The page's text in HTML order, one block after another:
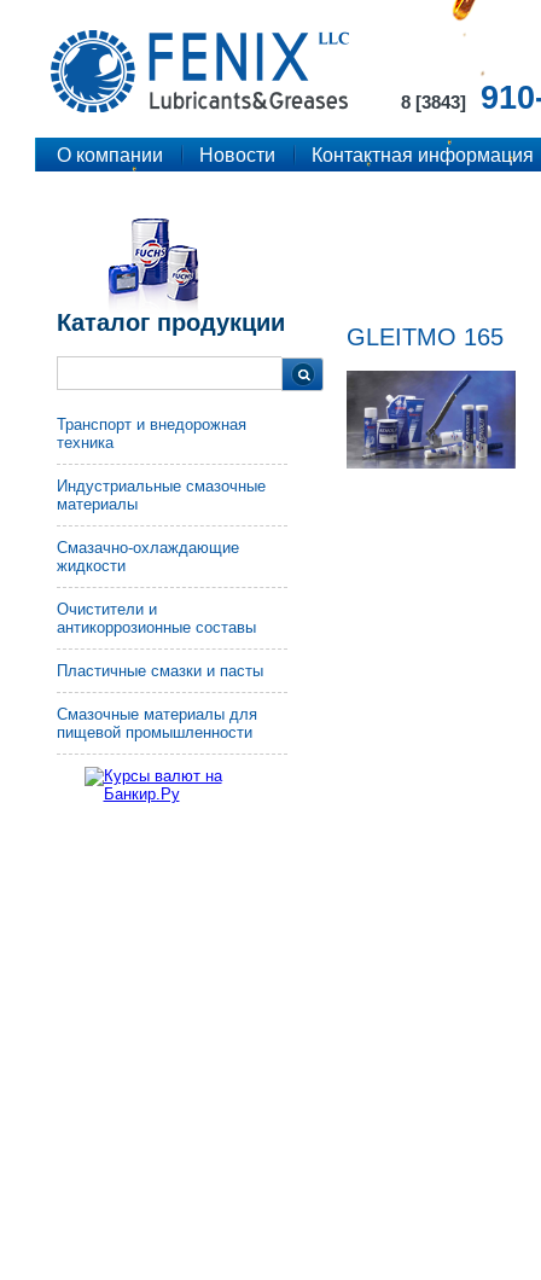
8 [3843]
О компании Новости Контактная информация
Каталог продукции
Транспорт и внедорожная
техника
Индустриальные смазочные
материалы
Смазачно-охлаждающие
жидкости
Очистители и
антикоррозионные составы
Пластичные смазки и пасты
Смазочные материалы для
пищевой промышленности
GLEITMO 165